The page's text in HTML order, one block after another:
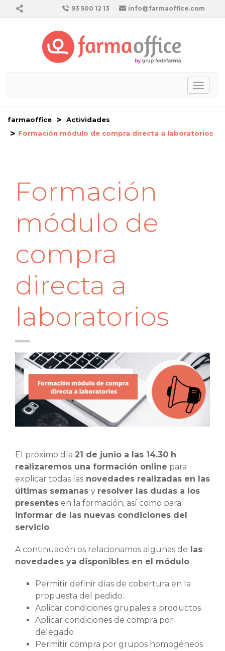
93 500 12 13 info@farmaoffice.com
farmaoffice
Actividades
Formación módulo de compra directa a laboratorios
Formación
módulo de
compra
directa a
laboratorios
El próximo día 21 de junio a las 14.30 h
realizaremos una formación online para
explicar todas las novedades realizadas en las
últimas semanas y resolver las dudas a los
presentes en la formación, así como para
informar de las nuevas condiciones del
servicio.
A continuación os relacionamos algunas de las
novedades ya disponibles en el módulo:
Permitir definir días de cobertura en la
propuesta del pedido.
Aplicar condiciones grupales a productos
Aplicar condiciones de compra por
delegado
Permitir compra por grupos homogéneos